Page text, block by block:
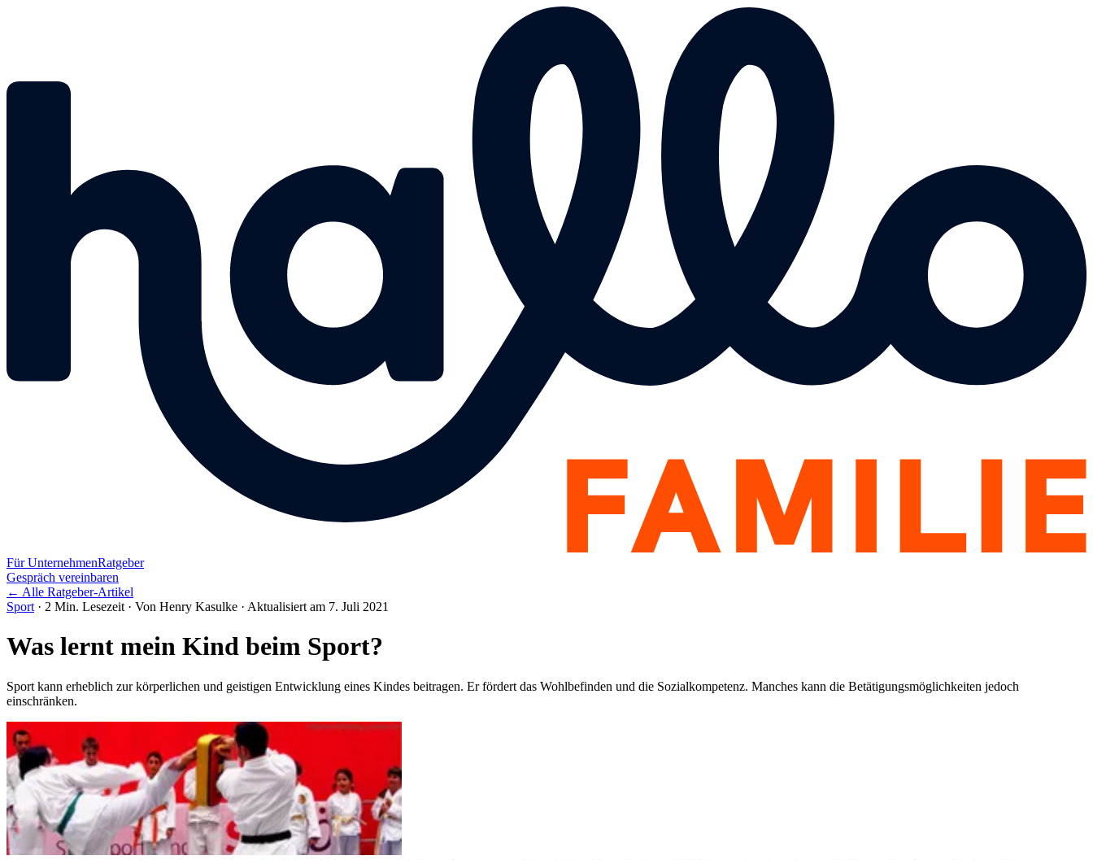
Für UnternehmenRatgeber
Gespräch vereinbaren
← Alle Ratgeber-Artikel
Sport · 2 Min. Lesezeit · Von Henry Kasulke · Aktualisiert am 7. Juli 2021
Was lernt mein Kind beim Sport?
Sport kann erheblich zur körperlichen und geistigen Entwicklung eines Kindes beitragen. Er fördert das Wohlbefinden und die Sozialkompetenz. Manches kann die Betätigungsmöglichkeiten jedoch
einschränken.